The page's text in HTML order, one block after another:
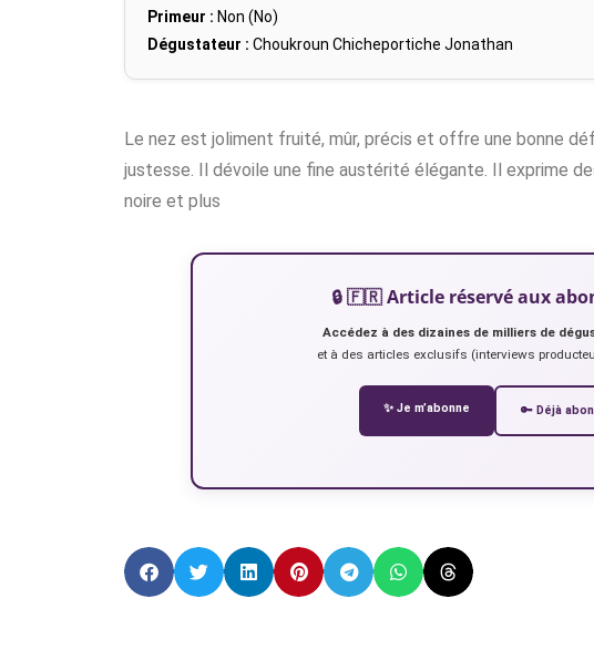
Primeur : Non (No)
Dégustateur : Choukroun Chicheportiche Jonathan
Le nez est joliment fruité, mûr, précis et offre une bonne
justesse. Il dévoile une fine austérité élégante. Il exprime
noire et plus
🔒 🇫🇷 Article réservé aux
Accédez à des dizaines de milliers de
et à des articles exclusifs (interviews
✨ Je m’abonne 🔑 Déjà